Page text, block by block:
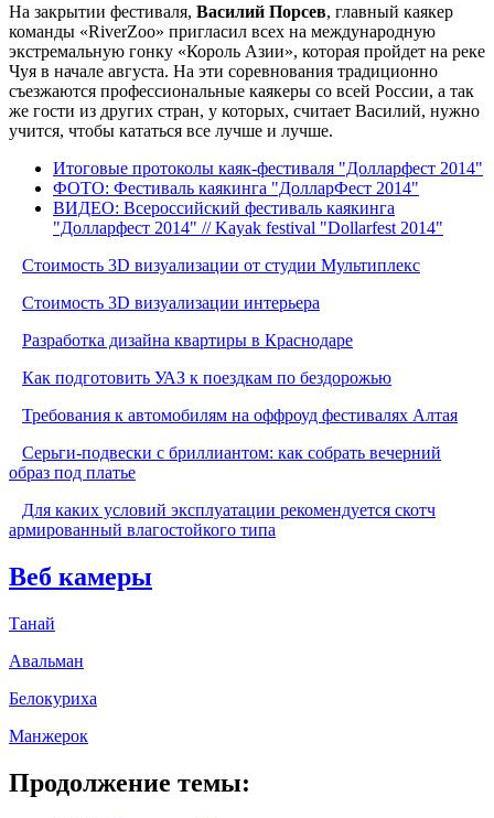
На закрытии фестиваля, Василий Порсев, главный каякер
команды «RiverZoo» пригласил всех на международную
экстремальную гонку «Король Азии», которая пройдет на реке
Чуя в начале августа. На эти соревнования традиционно
съезжаются профессиональные каякеры со всей России, а так
же гости из других стран, у которых, считает Василий, нужно
учится, чтобы кататься все лучше и лучше.
Итоговые протоколы каяк-фестиваля "Долларфест 2014"
ФОТО: Фестиваль каякинга "ДолларФест 2014"
ВИДЕО: Всероссийский фестиваль каякинга
"Долларфест 2014" // Kayak festival "Dollarfest 2014"
Стоимость 3D визуализации от студии Мультиплекс
Стоимость 3D визуализации интерьера
Разработка дизайна квартиры в Краснодаре
Как подготовить УАЗ к поездкам по бездорожью
Требования к автомобилям на оффроуд фестивалях Алтая
Серьги-подвески с бриллиантом: как собрать вечерний
образ под платье
Для каких условий эксплуатации рекомендуется скотч
армированный влагостойкого типа
Веб камеры
Танай
Авальман
Белокуриха
Манжерок
Продолжение темы: